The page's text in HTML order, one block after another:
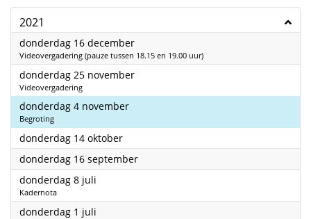
2021
donderdag 16 december2021
Videovergadering (pauze tussen 18.15 en 19.00 uur)
donderdag 25 november2021
Videovergadering
donderdag 4 november2021
Begroting
donderdag 14 oktober2021
donderdag 16 september2021
donderdag 8 juli
Kadernota
donderdag 1 juli